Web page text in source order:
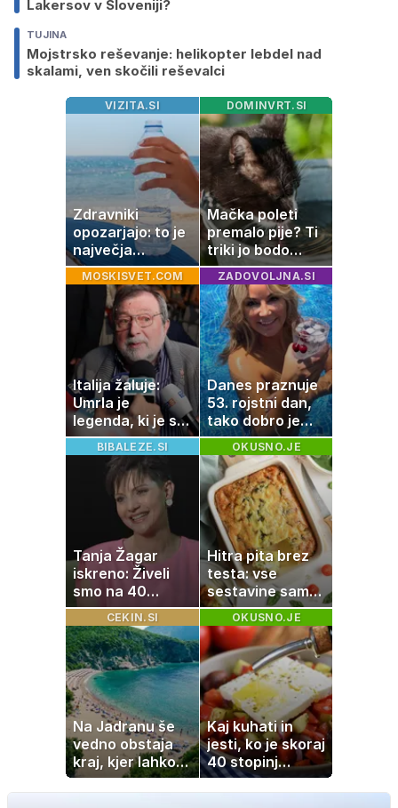
Lakersov v Sloveniji?
TUJINA
Mojstrsko reševanje: helikopter lebdel nad
skalami, ven skočili reševalci
VIZITA.SI
Zdravniki
opozarjajo: to je
največja
napaka, ki jo
ljudje delajo med
vročino
DOMINVRT.SI
Mačka poleti
premalo pije? Ti
triki jo bodo
spodbudili, da
zaužije več vode
MOSKISVET.COM
Italija žaluje:
Umrla je
legenda, ki je s
svojimi pesmimi
zaznamovala
Italijo
ZADOVOLJNA.SI
Danes praznuje
53. rojstni dan,
tako dobro je
videti znana
Slovenka
BIBALEZE.SI
Tanja Žagar
iskreno: Živeli
smo na 40
kvadratih, a
imela sem vse,
kar otrok
potrebuje
OKUSNO.JE
Hitra pita brez
testa: vse
sestavine samo
zmešate in
pečica opravi
ostalo
CEKIN.SI
Na Jadranu še
vedno obstaja
kraj, kjer lahko
dopustujete
poceni:
OKUSNO.JE
Kaj kuhati in
jesti, ko je skoraj
40 stopinj
Celzija: 5 kosil
brez prižiganja